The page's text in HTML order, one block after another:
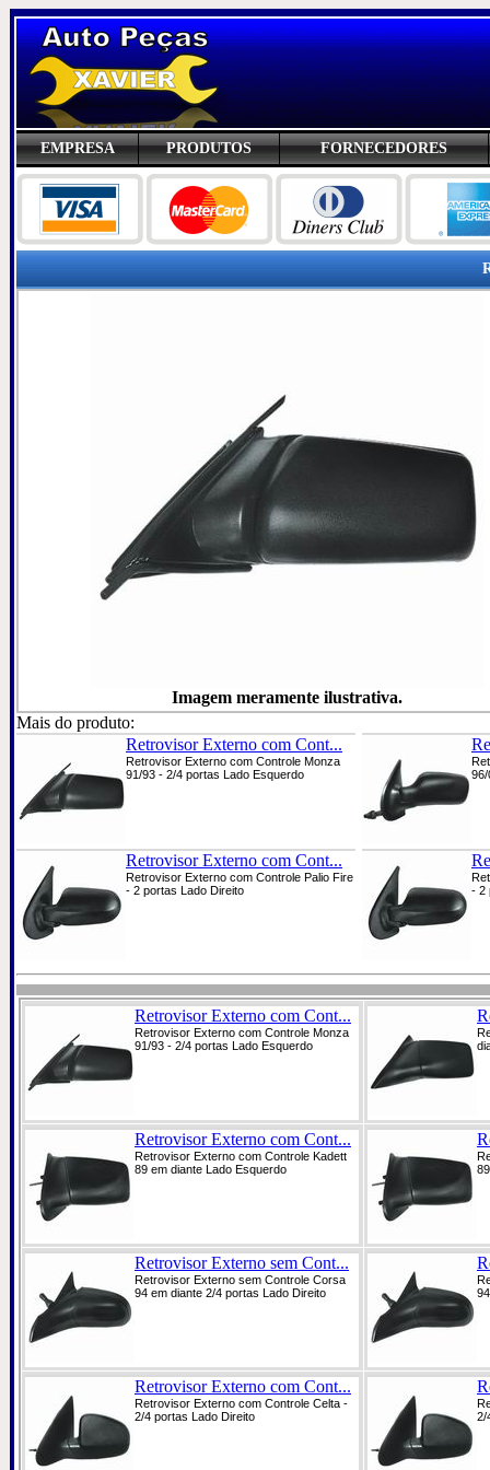
EMPRESA PRODUTOS FORNECEDORES
Imagem meramente ilustrativa.
Mais do produto:
Retrovisor Externo com Cont...
Retrovisor Externo com Controle Monza
91/93 - 2/4 portas Lado Esquerdo
96/
Retrovisor Externo com Cont...
Retrovisor Externo com Controle Palio Fire
- 2 portas Lado Direito
- 2
Retrovisor Externo com Cont...
Retrovisor Externo com Controle Monza
91/93 - 2/4 portas Lado Esquerdo
Retrovisor Externo com Cont...
Retrovisor Externo com Controle Kadett
89 em diante Lado Esquerdo
Retrovisor Externo sem Cont...
Retrovisor Externo sem Controle Corsa
94 em diante 2/4 portas Lado Direito
Retrovisor Externo com Cont...
Retrovisor Externo com Controle Celta -
2/4 portas Lado Direito
2/